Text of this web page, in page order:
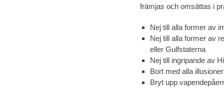
främjas och omsättas i
Nej till alla former av
Nej till alla former av
eller Gulfstaterna
Nej till ingripande av
Bort med alla
Bryt upp